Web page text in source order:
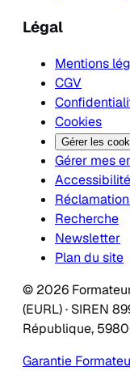
Légal
Mentions
CGV
Cookies
Gérer les
Gérer mes
Accessibilité
Recherche
Newsletter
Plan du site
© 2026
(EURL) · SIREN
République,
Garantie